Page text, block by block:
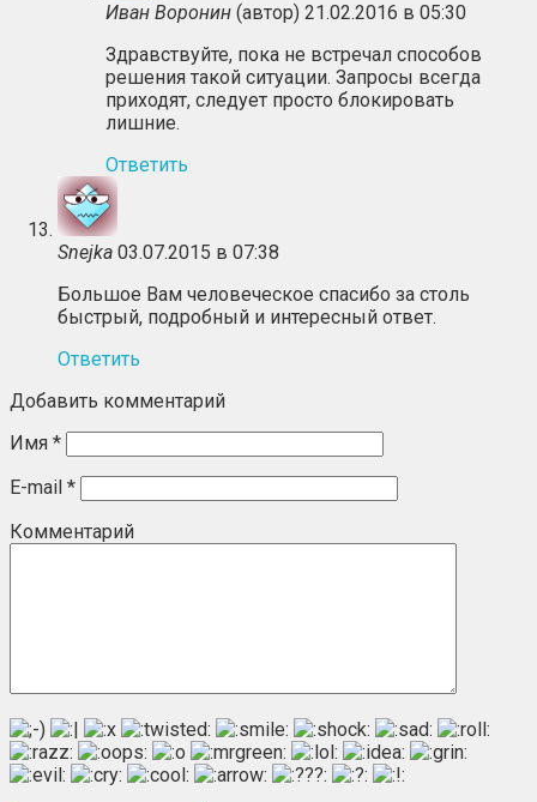
Иван Воронин (автор) 21.02.2016 в 05:30
Здравствуйте, пока не встречал способов
решения такой ситуации. Запросы всегда
приходят, следует просто блокировать
лишние.
Ответить
Snejka 03.07.2015 в 07:38
Большое Вам человеческое спасибо за столь
быстрый, подробный и интересный ответ.
Ответить
Добавить комментарий
Имя *
E-mail *
Комментарий